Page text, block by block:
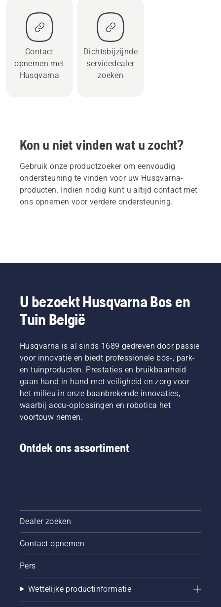
Contact
opnemen met
Husqvarna
Dichtsbijzijnde
servicedealer
zoeken
Kon u niet vinden wat u zocht?
Gebruik onze productzoeker om eenvoudig
ondersteuning te vinden voor uw Husqvarna-
producten. Indien nodig kunt u altijd contact met
ons opnemen voor verdere ondersteuning.
U bezoekt Husqvarna Bos en
Tuin België
Husqvarna is al sinds 1689 gedreven door passie
voor innovatie en biedt professionele bos-, park-
en tuinproducten. Prestaties en bruikbaarheid
gaan hand in hand met veiligheid en zorg voor
het milieu in onze baanbrekende innovaties,
waarbij accu-oplossingen en robotica het
voortouw nemen.
Ontdek ons assortiment
Dealer zoeken
Contact opnemen
Pers
Wettelijke productinformatie